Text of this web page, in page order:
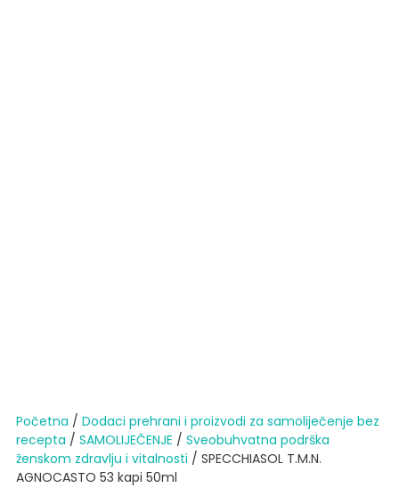
Početna / Dodaci prehrani i proizvodi za samoliječenje bez
recepta / SAMOLIJEČENJE / Sveobuhvatna podrška
ženskom zdravlju i vitalnosti / SPECCHIASOL T.M.N.
AGNOCASTO 53 kapi 50ml